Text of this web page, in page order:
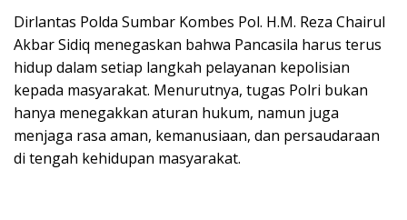
Dirlantas Polda Sumbar Kombes Pol. H.M. Reza Chairul
Akbar Sidiq menegaskan bahwa Pancasila harus terus
hidup dalam setiap langkah pelayanan kepolisian
kepada masyarakat. Menurutnya, tugas Polri bukan
hanya menegakkan aturan hukum, namun juga
menjaga rasa aman, kemanusiaan, dan persaudaraan
di tengah kehidupan masyarakat.